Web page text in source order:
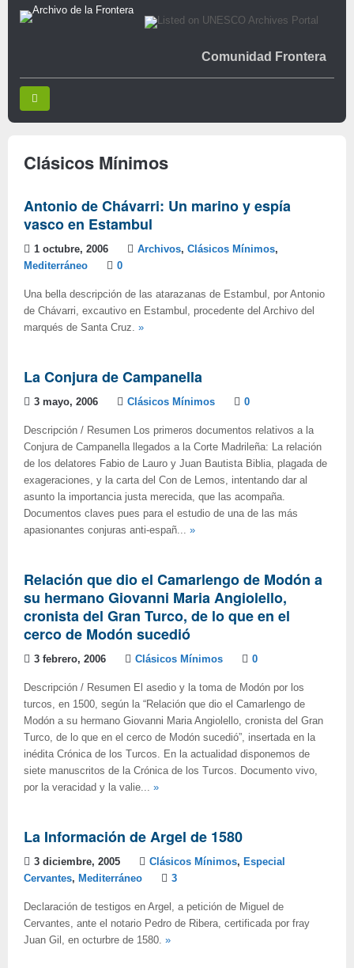
Comunidad Frontera
Clásicos Mínimos
Antonio de Chávarri: Un marino y espía
vasco en Estambul
1 octubre, 2006 Archivos, Clásicos Mínimos,
Mediterráneo
0
Una bella descripción de las atarazanas de Estambul, por Antonio
de Chávarri, excautivo en Estambul, procedente del Archivo del
marqués de Santa Cruz. »
La Conjura de Campanella
3 mayo, 2006 Clásicos Mínimos 0
Descripción / Resumen Los primeros documentos relativos a la
Conjura de Campanella llegados a la Corte Madrileña: La relación
de los delatores Fabio de Lauro y Juan Bautista Biblia, plagada de
exageraciones, y la carta del Con de Lemos, intentando dar al
asunto la importancia justa merecida, que las acompaña.
Documentos claves pues para el estudio de una de las más
apasionantes conjuras anti-españ... »
Relación que dio el Camarlengo de Modón a
su hermano Giovanni Maria Angiolello,
cronista del Gran Turco, de lo que en el
cerco de Modón sucedió
3 febrero, 2006 Clásicos Mínimos 0
Descripción / Resumen El asedio y la toma de Modón por los
turcos, en 1500, según la “Relación que dio el Camarlengo de
Modón a su hermano Giovanni Maria Angiolello, cronista del Gran
Turco, de lo que en el cerco de Modón sucedió”, insertada en la
inédita Crónica de los Turcos. En la actualidad disponemos de
siete manuscritos de la Crónica de los Turcos. Documento vivo,
por la veracidad y la valie... »
La Información de Argel de 1580
3 diciembre, 2005 Clásicos Mínimos, Especial
Cervantes, Mediterráneo 3
Declaración de testigos en Argel, a petición de Miguel de
Cervantes, ante el notario Pedro de Ribera, certificada por fray
Juan Gil, en octurbre de 1580. »